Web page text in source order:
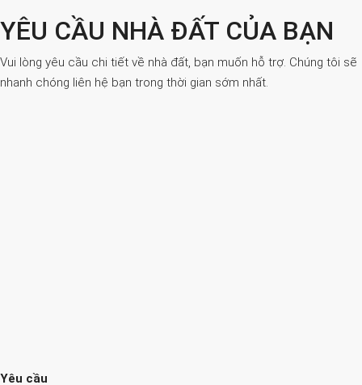
YÊU CẦU NHÀ ĐẤT CỦA BẠN
Vui lòng yêu cầu chi tiết về nhà đất, bạn muốn hỗ trợ. Chúng tôi sẽ
nhanh chóng liên hệ bạn trong thời gian sớm nhất.
Yêu cầu